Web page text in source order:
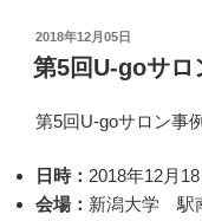
ail
y
n
k
投
稿
日:
2018年12月05日
第5回U-goサロ
第5回U-goサロン事
日時： 2018年12月
会場： 新潟大学 駅